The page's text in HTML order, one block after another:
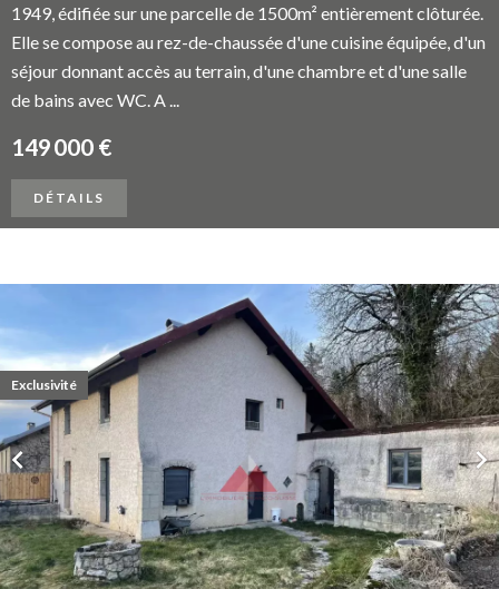
1949, édifiée sur une parcelle de 1500m² entièrement clôturée.
Elle se compose au rez-de-chaussée d'une cuisine équipée, d'un
séjour donnant accès au terrain, d'une chambre et d'une salle
de bains avec WC. A ...
149 000 €
DÉTAILS
Exclusivité